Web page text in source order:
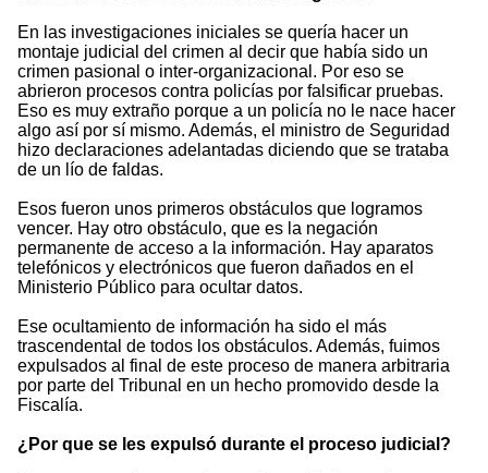
En las investigaciones iniciales se quería hacer un
montaje judicial del crimen al decir que había sido un
crimen pasional o inter-organizacional. Por eso se
abrieron procesos contra policías por falsificar pruebas.
Eso es muy extraño porque a un policía no le nace hacer
algo así por sí mismo. Además, el ministro de Seguridad
hizo declaraciones adelantadas diciendo que se trataba
de un lío de faldas.
Esos fueron unos primeros obstáculos que logramos
vencer. Hay otro obstáculo, que es la negación
permanente de acceso a la información. Hay aparatos
telefónicos y electrónicos que fueron dañados en el
Ministerio Público para ocultar datos.
Ese ocultamiento de información ha sido el más
trascendental de todos los obstáculos. Además, fuimos
expulsados al final de este proceso de manera arbitraria
por parte del Tribunal en un hecho promovido desde la
Fiscalía.
¿Por que se les expulsó durante el proceso judicial?